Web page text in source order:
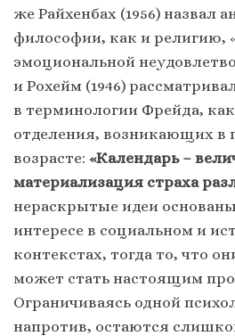
же Райхенбах (1956) назвал
философии, как и религию,
эмоциональной
и Рохейм (1946)
в терминологии Фрейда,
отделения, возникающих в
возрасте: «Календарь –
материализация страха
нераскрытые идеи
интересе в социальном и
контекстах, тогда то, что
может стать настоящим
Ограничиваясь одной
напротив, остаются